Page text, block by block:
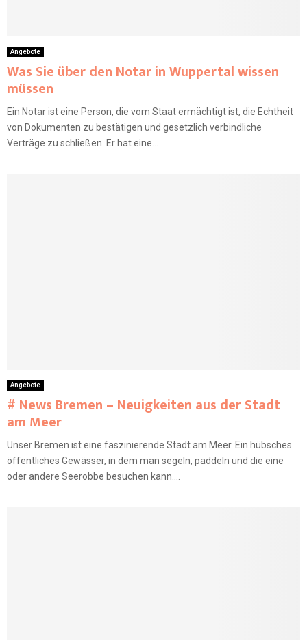
Angebote
Was Sie über den Notar in Wuppertal wissen
müssen
Ein Notar ist eine Person, die vom Staat ermächtigt ist, die Echtheit
von Dokumenten zu bestätigen und gesetzlich verbindliche
Verträge zu schließen. Er hat eine...
Angebote
# News Bremen – Neuigkeiten aus der Stadt
am Meer
Unser Bremen ist eine faszinierende Stadt am Meer. Ein hübsches
öffentliches Gewässer, in dem man segeln, paddeln und die eine
oder andere Seerobbe besuchen kann....